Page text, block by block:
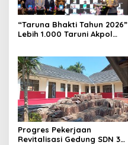
“Taruna Bhakti Tahun 2026”
Lebih 1.000 Taruni Akpol
Rakyat
Progres Pekerjaan
Revitalisasi Gedung SDN 3